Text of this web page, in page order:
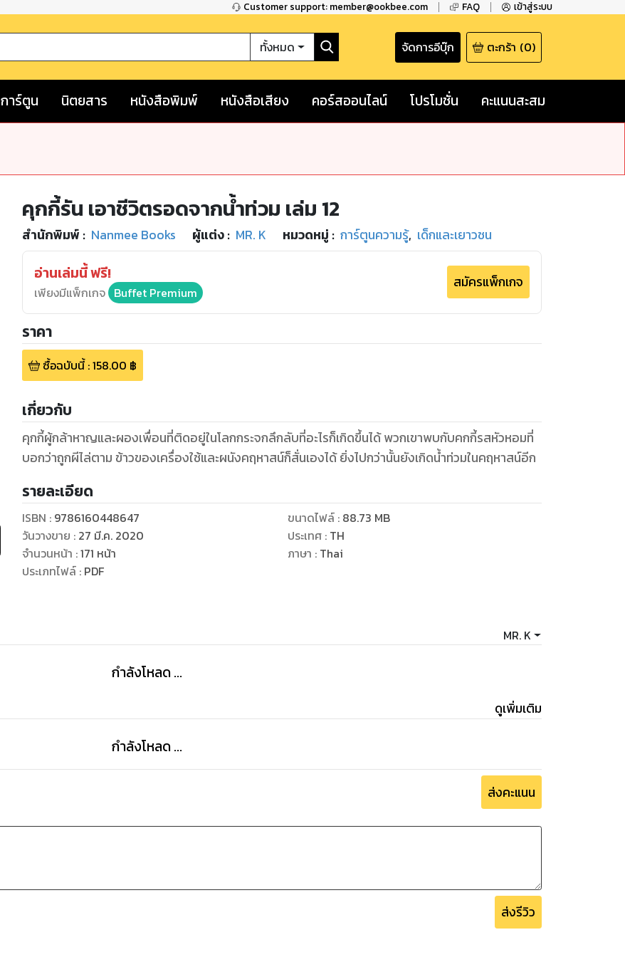
Customer support: member@ookbee.com FAQ เข้าสู่ระบบ
ทั้งหมด จัดการอีบุ๊ก ตะกร้า (0)
การ์ตูน นิตยสาร หนังสือพิมพ์ หนังสือเสียง คอร์สออนไลน์ โปรโมชั่น คะแนนสะสม
คุกกี้รัน เอาชีวิตรอดจากน้ำท่วม เล่ม 12
สำนักพิมพ์ : Nanmee Books ผู้แต่ง : MR. K หมวดหมู่ : การ์ตูนความรู้, เด็กและเยาวชน
อ่านเล่มนี้ ฟรี!
เพียงมีแพ็กเกจ Buffet Premium
สมัครแพ็กเกจ
ราคา
ซื้อฉบับนี้:158.00 ฿
เกี่ยวกับ
คุกกี้ผู้กล้าหาญและผองเพื่อนที่ติดอยู่ในโลกกระจกลึกลับที่อะไรก็เกิดขึ้นได้ พวกเขาพบกับคกกี้รสหัวหอมที่
บอกว่าถูกผีไล่ตาม ข้าวของเครื่องใช้และผนังคฤหาสน์ก็สั่นเองได้ ยิ่งไปกว่านั้นยังเกิดน้ำท่วมในคฤหาสน์อีก
รายละเอียด
ISBN : 9786160448647
วันวางขาย : 27 มี.ค. 2020
จำนวนหน้า :171 หน้า
ประเภทไฟล์: PDF
ขนาดไฟล์: 88.73 MB
ประเทศ : TH
ภาษา : Thai
MR. K
กำลังโหลด ...
ดูเพิ่มเติม
กำลังโหลด ...
ส่งคะแนน
ส่งรีวิว